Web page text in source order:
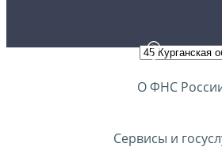
О ФНС
Сервисы и